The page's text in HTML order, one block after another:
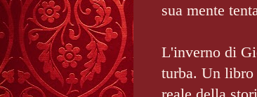
sua mente
L'inverno di
turba. Un libro